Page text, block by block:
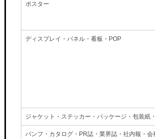
ポスター
ディスプレイ・パネル・看板・POP
ジャケット・ステッカー・パッケージ・包装紙
パンフ・カタログ・PR誌・業界誌・社内報・会